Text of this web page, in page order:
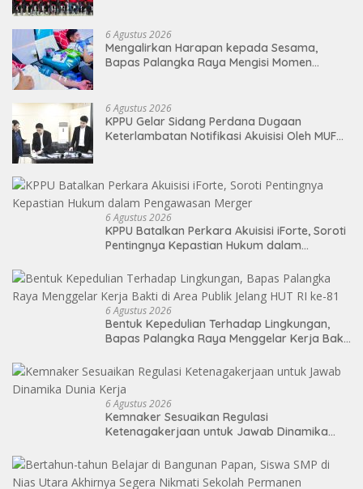
6 Agustus 2026
Mengalirkan Harapan kepada Sesama,
Bapas Palangka Raya Mengisi Momen
6 Agustus 2026
KPPU Gelar Sidang Perdana Dugaan
Keterlambatan Notifikasi Akuisisi Oleh MUFG
6 Agustus 2026
KPPU Batalkan Perkara Akuisisi iForte, Soroti
Pentingnya Kepastian Hukum dalam
6 Agustus 2026
Bentuk Kepedulian Terhadap Lingkungan,
Bapas Palangka Raya Menggelar Kerja Bakti
6 Agustus 2026
Kemnaker Sesuaikan Regulasi
Ketenagakerjaan untuk Jawab Dinamika